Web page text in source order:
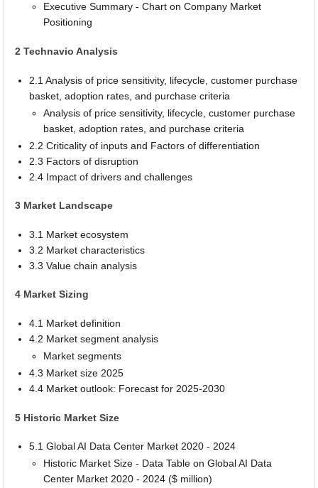
Executive Summary - Chart on Company Market
Positioning
2 Technavio Analysis
2.1 Analysis of price sensitivity, lifecycle, customer purchase
basket, adoption rates, and purchase criteria
Analysis of price sensitivity, lifecycle, customer purchase
basket, adoption rates, and purchase criteria
2.2 Criticality of inputs and Factors of differentiation
2.3 Factors of disruption
2.4 Impact of drivers and challenges
3 Market Landscape
3.1 Market ecosystem
3.2 Market characteristics
3.3 Value chain analysis
4 Market Sizing
4.1 Market definition
4.2 Market segment analysis
Market segments
4.3 Market size 2025
4.4 Market outlook: Forecast for 2025-2030
5 Historic Market Size
5.1 Global AI Data Center Market 2020 - 2024
Historic Market Size - Data Table on Global AI Data
Center Market 2020 - 2024 ($ million)